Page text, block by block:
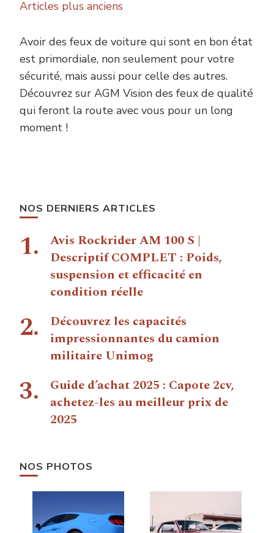
Navigation
articles
Articles plus anciens
Avoir des feux de voiture qui sont en bon état
est primordiale, non seulement pour votre
sécurité, mais aussi pour celle des autres.
Découvrez sur AGM Vision des feux de qualité
qui feront la route avec vous pour un long
moment !
NOS DERNIERS ARTICLES
Avis Rockrider AM 100 S |
Descriptif COMPLET : Poids,
suspension et efficacité en
condition réelle
Découvrez les capacités
impressionnantes du camion
militaire Unimog
Guide d’achat 2025 : Capote 2cv,
achetez-les au meilleur prix de
2025
NOS PHOTOS